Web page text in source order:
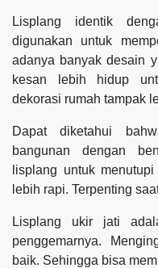
Lisplang identik
digunakan untuk
adanya banyak desain
kesan lebih hidup
dekorasi rumah tampak
Dapat diketahui
bangunan dengan
lisplang untuk
lebih rapi. Terpenting
Lisplang ukir jati
penggemarnya.
baik. Sehingga bisa